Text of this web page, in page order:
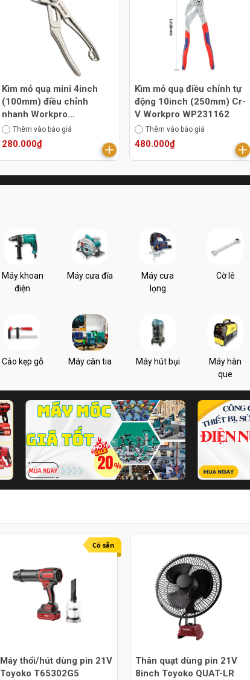
Kìm mỏ quạ mini 4inch
(100mm) điều chỉnh
nhanh Workpro
WP231170
Thêm vào báo giá
280.000₫
Kìm mỏ quạ điều chỉnh tự
động 10inch (250mm) Cr-
V Workpro WP231162
Thêm vào báo giá
480.000₫
Máy khoan
điện
Máy cưa đĩa
Máy cưa
lọng
Cờ lê
Cảo kẹp gỗ Máy cân tia Máy hút bụi
Máy hàn
que
Có sẵn
Máy thổi/hút dùng pin 21V
Toyoko T65302G5
Thân quạt dùng pin 21V
8inch Toyoko QUAT-LR